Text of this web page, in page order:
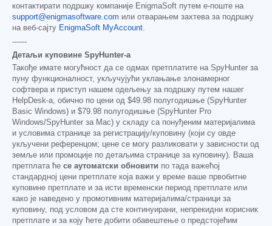
контактирати подршку компаније EnigmaSoft путем е-поште на
support@enigmasoftware.com или отварањем захтева за подршку
на веб-сајту EnigmaSoft MyAccount
------
Детаљи куповине SpyHunter-а
Такође имате могућност да се одмах претплатите на SpyHunter за
пуну функционалност, укључујући уклањање злонамерног
софтвера и приступ нашем одељењу за подршку путем нашег
HelpDesk-а, обично по цени од $49.98 полугодишње (SpyHunter
Basic Windows) и $79.98 полугодишње (SpyHunter Pro
Windows/SpyHunter за Mac) у складу са понуђеним материјалима
и условима странице за регистрацију/куповину (који су овде
укључени референцом; цене се могу разликовати у зависности од
земље или промоције по детаљима странице за куповину). Ваша
претплата ће се аутоматски обновити по тада важећој
стандардној цени претплате која важи у време ваше првобитне
куповине претплате и за исти временски период претплате или
како је наведено у промотивним материјалима/страници за
куповину, под условом да сте континуирани, непрекидни корисник
претплате и за коју ћете добити обавештење о предстојећим